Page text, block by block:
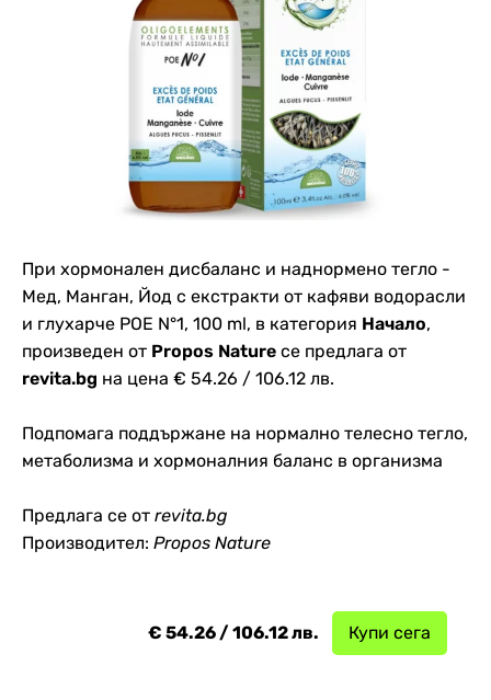
При хормонален дисбаланс и наднормено тегло -
Мед, Манган, Йод с екстракти от кафяви водорасли
и глухарче POE N°1, 100 ml, в категория Начало,
произведен от Propos Nature се предлага от
revita.bg на цена € 54.26 / 106.12 лв.
Подпомага поддържане на нормално телесно тегло,
метаболизма и хормоналния баланс в организма
Предлага се от revita.bg
Производител: Propos Nature
Купи сега
€ 54.26 / 106.12 лв.